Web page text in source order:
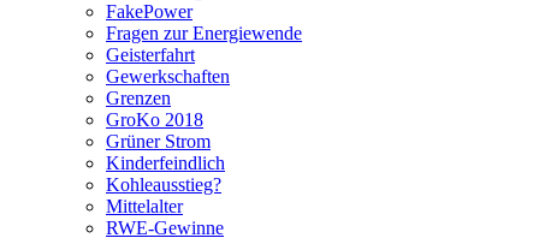
FakePower
Fragen zur Energiewende
Geisterfahrt
Gewerkschaften
Grenzen
GroKo 2018
Grüner Strom
Kinderfeindlich
Kohleausstieg?
Mittelalter
RWE-Gewinne